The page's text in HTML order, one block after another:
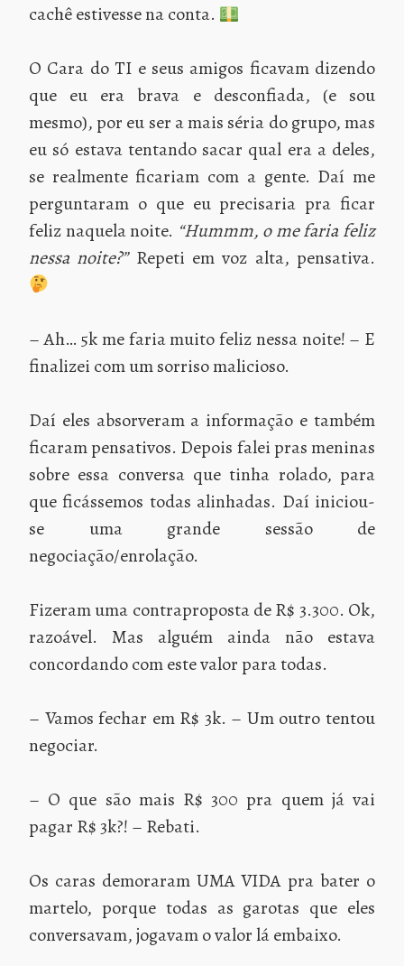
cachê estivesse na conta.
O Cara do TI e seus amigos ficavam dizendo
que eu era brava e desconfiada, (e sou
mesmo), por eu ser a mais séria do grupo, mas
eu só estava tentando sacar qual era a deles,
se realmente ficariam com a gente. Daí me
perguntaram o que eu precisaria pra ficar
feliz naquela noite. “Hummm, o me faria feliz
nessa noite?”Repeti em voz alta, pensativa.
– Ah… 5k me faria muito feliz nessa noite! – E
finalizei com um sorriso malicioso.
Daí eles absorveram a informação e também
ficaram pensativos. Depois falei pras meninas
sobre essa conversa que tinha rolado, para
que ficássemos todas alinhadas. Daí iniciou-
se uma grande sessão de
negociação/enrolação.
Fizeram uma contraproposta de R$ 3.300. Ok,
razoável. Mas alguém ainda não estava
concordando com este valor para todas.
– Vamos fechar em R$ 3k. – Um outro tentou
negociar.
– O que são mais R$ 300 pra quem já vai
pagar R$ 3k?! – Rebati.
Os caras demoraram UMA VIDA pra bater o
martelo, porque todas as garotas que eles
conversavam, jogavam o valor lá embaixo.